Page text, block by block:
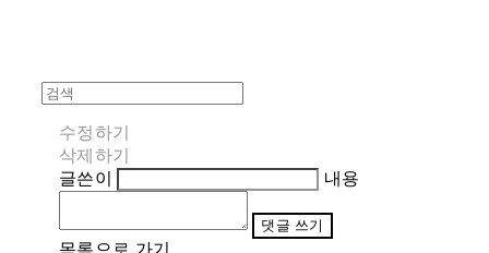
수정하기
삭제하기
글쓴이
내용
댓글 쓰기